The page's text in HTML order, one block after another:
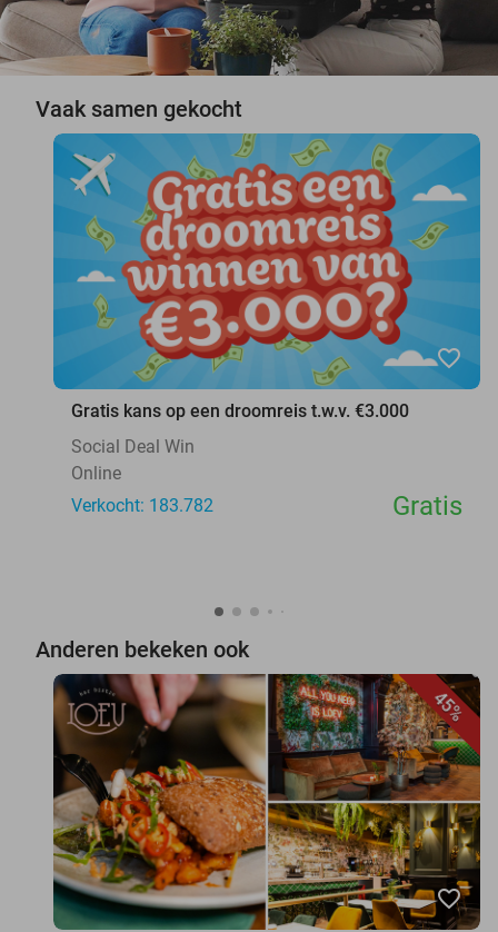
Vaak samen gekocht
favorite_border
Gratis kans op een droomreis t.w.v. €3.000
Social Deal Win
Online
Verkocht: 183.782
Gratis
Anderen bekeken ook
45%
favorite_border